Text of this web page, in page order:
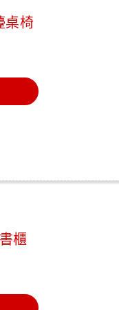
桌椅
櫃